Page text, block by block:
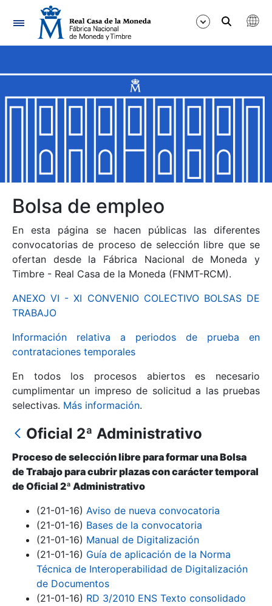
Navegación
Mostrar/Ocultar
Mostrar/Ocultar
Mostrar/Ocultar
Mostrar/Ocultar
Mostrar/Ocultar
Mostrar/Ocultar
Mostrar/Ocultar
Bolsa de empleo
En esta página se hacen públicas las diferentes
convocatorias de proceso de selección libre que se
ofertan desde la Fábrica Nacional de Moneda y
Timbre - Real Casa de la Moneda (FNMT-RCM).
ANEXO VI - XI CONVENIO COLECTIVO BOLSAS DE
TRABAJO
Información relativa a periodos de prueba en
contrataciones temporales
En todos los procesos abiertos es necesario
cumplimentar un impreso de solicitud a las pruebas
selectivas. Más información.
Oficial 2ª Administrativo
Proceso de selección libre para formar una Bolsa
de Trabajo para cubrir plazas con carácter temporal
de Oficial 2ª Administrativo
(21-01-16) Aviso de nueva convocatoria
(21-01-16) Bases de la convocatoria
(21-01-16) Manual de Digitalización
(21-01-16) Guía de aplicación de la Norma
Técnica de Interoperabilidad de Digitalización
de Documentos
(21-01-16) RD 3/2010 ENS Texto consolidado